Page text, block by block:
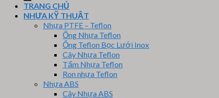
TRANG CHỦ
NHỰA KỸ THUẬT
Nhựa PTFE – Teflon
Ống Nhựa Teflon
Ống Teflon Bọc Lưới Inox
Cây Nhựa Teflon
Tấm Nhựa Teflon
Ron nhựa Teflon
Nhựa ABS
Cây Nhựa ABS